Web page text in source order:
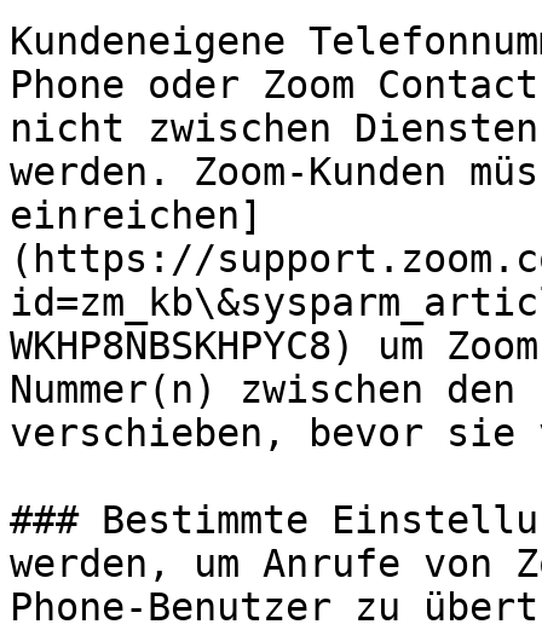
Kundeneigene
Phone oder Zoom
nicht zwischen
werden. Zoom-Kunden
einreichen]
(https://
WKHP8NBSKHPYC8) um
Nummer(n) zwischen
verschieben, bevor sie
### Bestimmte
werden, um Anrufe von
Phone-Benutzer zu